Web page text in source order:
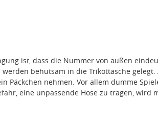
ist, dass die Nummer von außen
behutsam in die Trikottasche gelegt.
Päckchen nehmen. Vor allem dumme
eine unpassende Hose zu tragen, wird